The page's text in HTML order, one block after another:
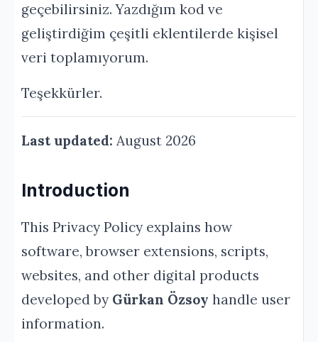
geçebilirsiniz. Yazdığım kod ve
geliştirdiğim çeşitli eklentilerde kişisel
veri toplamıyorum.
Teşekkürler.
Last updated: August 2026
Introduction
This Privacy Policy explains how
software, browser extensions, scripts,
websites, and other digital products
developed by Gürkan Özsoy handle user
information.